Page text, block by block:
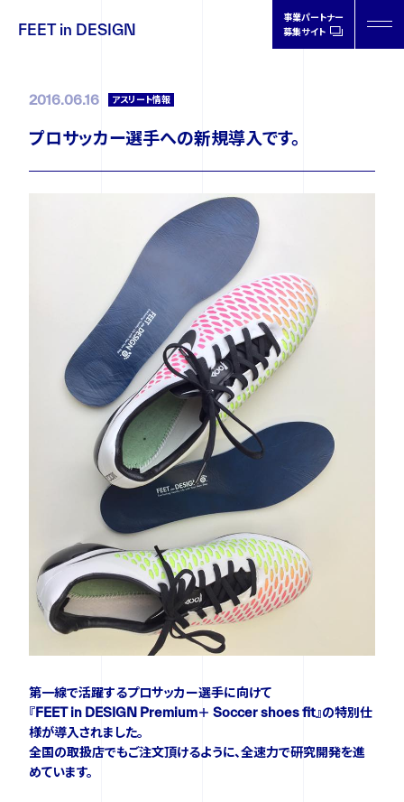
FEET in DESIGN
事業パートナー
募集サイト
DESIGN
オーソティクスについて
ドクターの声
資料ダウンロード
ご購入をご検討の方
2016.06.16 アスリート情報
プロサッカー選手への新規導入です。
第一線で活躍するプロサッカー選手に向けて
『FEET in DESIGN Premium＋ Soccer shoes fit』の特別仕
様が導入されました。
全国の取扱店でもご注文頂けるように、全速力で研究開発を進
めています。